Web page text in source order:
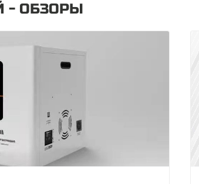
- ОБЗОРЫ